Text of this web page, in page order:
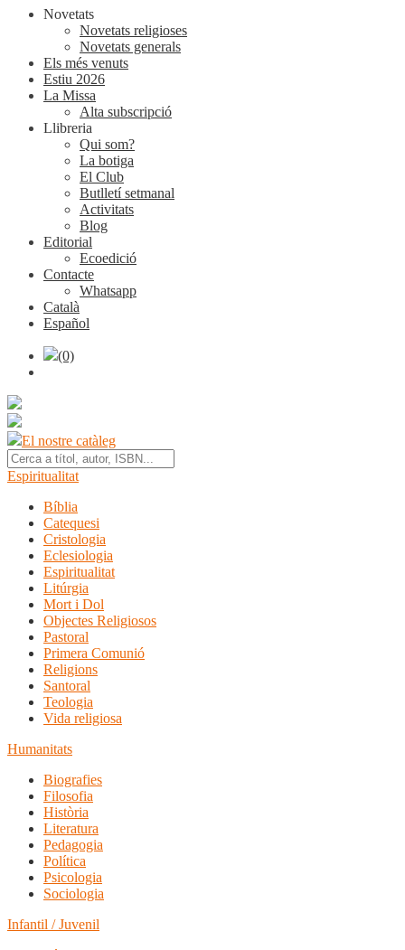
Novetats
Novetats religioses
Novetats generals
Els més venuts
Estiu 2026
La Missa
Alta subscripció
Llibreria
Qui som?
La botiga
El Club
Butlletí setmanal
Activitats
Blog
Editorial
Ecoedició
Contacte
Whatsapp
Català
Español
(0)
El nostre catàleg
Espiritualitat
Bíblia
Catequesi
Cristologia
Eclesiologia
Espiritualitat
Litúrgia
Mort i Dol
Objectes Religiosos
Pastoral
Primera Comunió
Religions
Santoral
Teologia
Vida religiosa
Humanitats
Biografies
Filosofia
Història
Literatura
Pedagogia
Política
Psicologia
Sociologia
Infantil / Juvenil